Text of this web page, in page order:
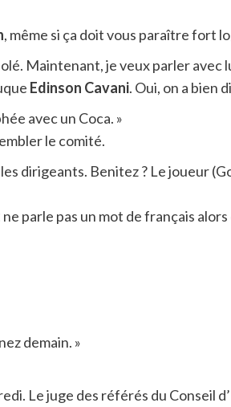
, même si ça doit vous paraître fort
Maintenant, je veux parler avec
Edinson Cavani. Oui, on a bien
avec un Coca. »
le comité.
dirigeants. Benitez ? Le joueur
ne parle pas un mot de français
demain. »
Le juge des référés du Conseil